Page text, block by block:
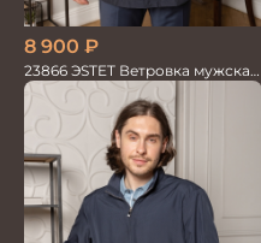
8 900 ₽
23866 ЭSTET Ветровка мужская
синий